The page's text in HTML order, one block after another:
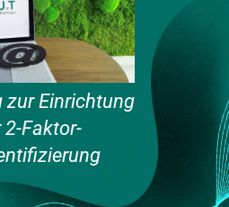
zur Einrichtung
2-Faktor-